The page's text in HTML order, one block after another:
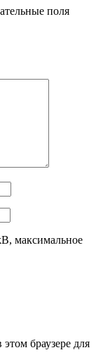
поля
максимальное
браузере для